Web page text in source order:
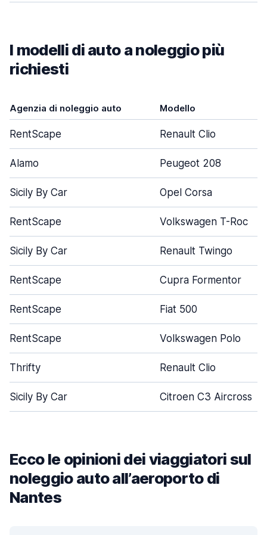
I modelli di auto a noleggio più
richiesti
Agenzia di noleggio auto Modello
RentScape Renault Clio
Alamo Peugeot 208
Sicily By Car Opel Corsa
RentScape Volkswagen T-Roc
Sicily By Car Renault Twingo
RentScape Cupra Formentor
RentScape Fiat 500
RentScape Volkswagen Polo
Thrifty Renault Clio
Sicily By Car Citroen C3 Aircross
Ecco le opinioni dei viaggiatori sul
noleggio auto all’aeroporto di
Nantes